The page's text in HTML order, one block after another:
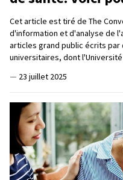
Cet article est tiré de The
d'information et d'analyse de
articles grand public écrits
universitaires, dont
— 23 juillet 2025